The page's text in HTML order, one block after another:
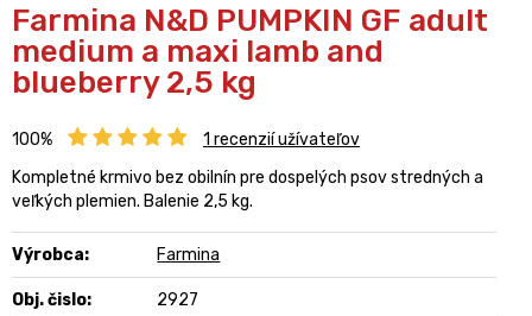
Farmina N&D PUMPKIN GF adult
medium a maxi lamb and
blueberry 2,5 kg
100% 1 recenzií užívateľov
Kompletné krmivo bez obilnín pre dospelých psov stredných a
veľkých plemien. Balenie 2,5 kg.
Výrobca: Farmina
Obj. čislo: 2927